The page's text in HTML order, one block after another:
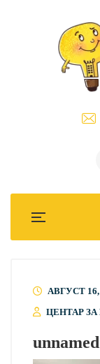
АВГУСТ 16,
ЦЕНТАР